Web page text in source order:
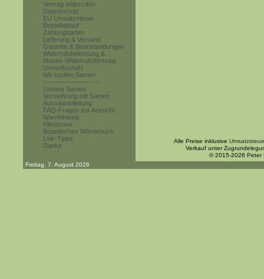
Vertrag widerrufen
Datenschutz
EU Umsatzsteuer
Bestellablauf
Zahlungsarten
Lieferung & Versand
Garantie & Beanstandungen
Widerrufsbelehrung &
Muster-Widerrufsformular
Umweltschutz
Wir kaufen Samen
------------------------
Unsere Samen
Vermehrung mit Samen
Aussaatanleitung
FAQ-Fragen zur Anzucht
Warnhinweis
Klimazone
Botanisches Wörterbuch
Link-Tipps
Danke
Alle Preise inklusive
Verkauf unter
© 2015-2026 Peter
Freitag, 7. August 2026